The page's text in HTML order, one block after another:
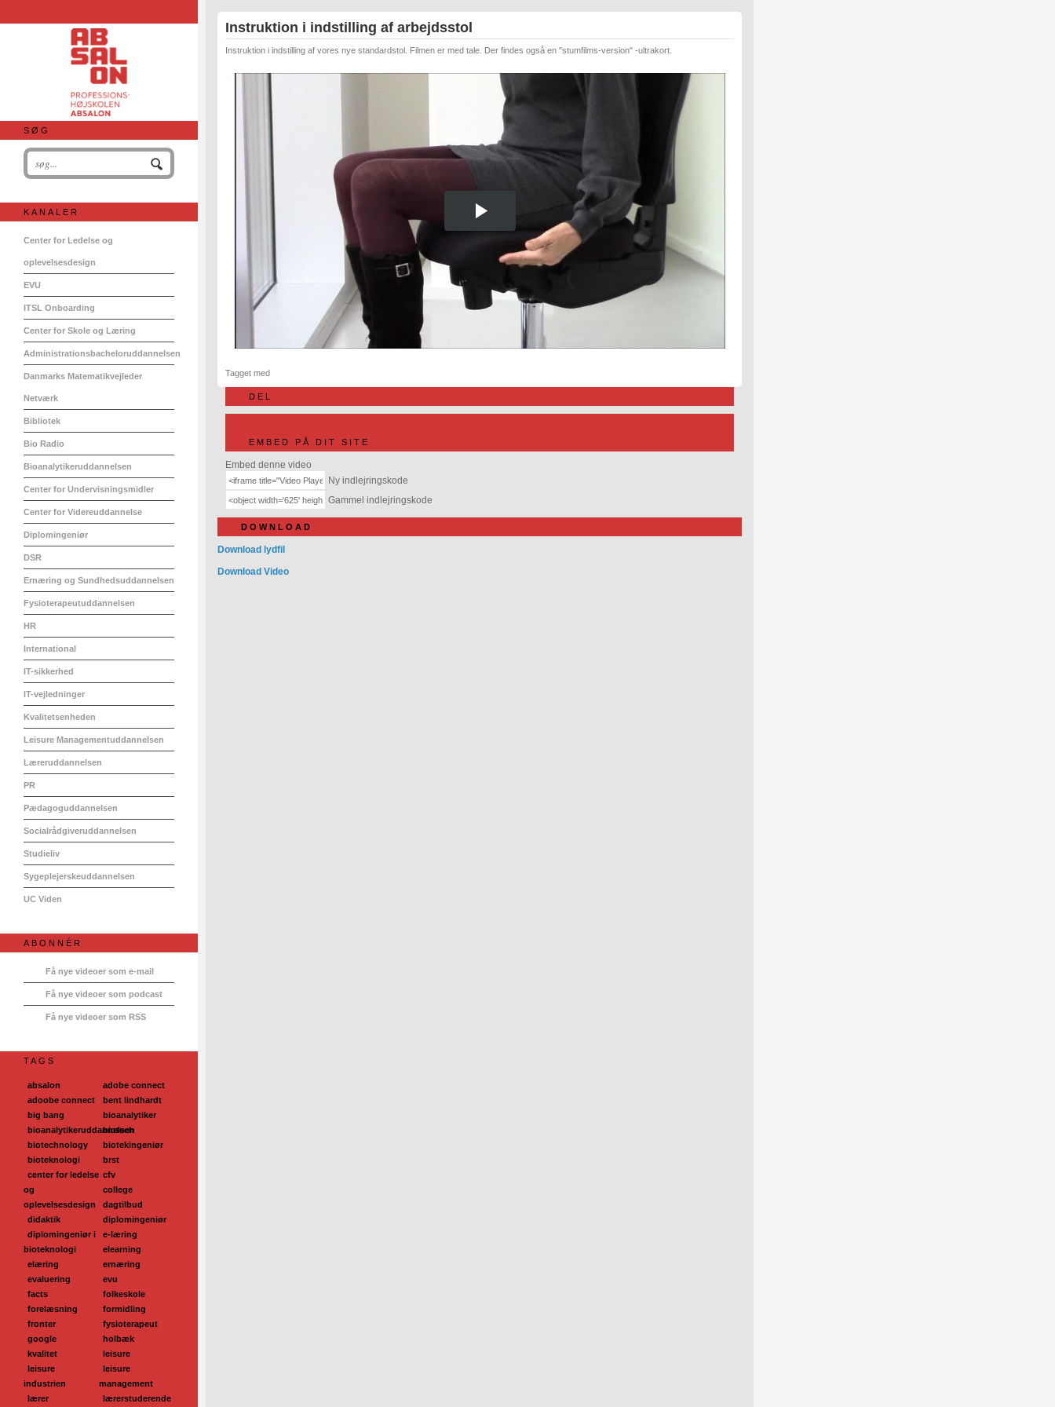
SØG
KANALER
Center for Ledelse og
oplevelsesdesign
EVU
ITSL Onboarding
Center for Skole og Læring
Administrationsbacheloruddannelsen
Danmarks Matematikvejleder
Netværk
Bibliotek
Bio Radio
Bioanalytikeruddannelsen
Center for Undervisningsmidler
Center for Videreuddannelse
Diplomingeniør
DSR
Ernæring og Sundhedsuddannelsen
Fysioterapeutuddannelsen
HR
International
IT-sikkerhed
IT-vejledninger
Kvalitetsenheden
Leisure Managementuddannelsen
Læreruddannelsen
PR
Pædagoguddannelsen
Socialrådgiveruddannelsen
Studieliv
Sygeplejerskeuddannelsen
UC Viden
ABONNÉR
Få nye videoer som e-mail
Få nye videoer som podcast
Få nye videoer som RSS
TAGS
absalon
adobe connect
adoobe connect
bent lindhardt
big bang
bioanalytiker
bioanalytikeruddannelsen
biotech
biotechnology
biotekingeniør
bioteknologi
brst
center for ledelse
og
oplevelsesdesign
cfv
college
dagtilbud
didaktik
diplomingeniør
diplomingeniør i
bioteknologi
e-læring
elearning
elæring
ernæring
evaluering
evu
facts
folkeskole
forelæsning
formidling
fronter
fysioterapeut
google
holbæk
kvalitet
leisure
leisure
industrien
leisure
management
lærer
lærerstuderende
Instruktion i indstilling af arbejdsstol
Instruktion i indstilling af vores nye standardstol. Filmen er med tale. Der findes også en "stumfilms-version" -ultrakort.
Tagget med
DEL
EMBED PÅ DIT SITE
Embed denne video
Ny indlejringskode
Gammel indlejringskode
DOWNLOAD
Download lydfil
Download Video